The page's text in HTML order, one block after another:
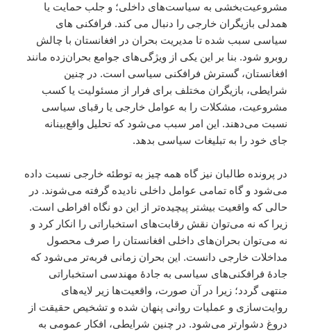
مشروعیت‌بخشی به سیاست‌های داخلی؛ و جلب حمایت یا
همدلی بازیگران خارجی را دنبال می کند. فرافکنی های
سیاسی سبب شده تا مدیریت بحران در افغانستان با چالش
روبرو شود. بنا بر این یکی از ویژگی‌های جوامع بحران‌زده مانند
افغانستان، گسترش فرافکنی سیاسی است. در چنین
شرایطی، بازیگران مختلف برای فرار از مسئولیت یا کسب
مشروعیت، مشکلات را به عوامل خارجی یا رقبای سیاسی
نسبت می‌دهند. این امر سبب می‌شود که تحلیل واقع‌بینانه
جای خود را به تبلیغات سیاسی بدهد.
در پرونده طالبان نیز گاه همه چیز به توطئه خارجی نسبت داده
می‌شود و گاه تمامی عوامل داخلی نادیده گرفته می‌شوند. در
حالی که واقعیت بیشتر پیچیده‌تر از این دو نگاه افراطی است.
زیرا که نه می‌توان نقش رقابت‌های استخباراتی را انکار کرد و
نه می‌توان بحران‌های داخلی افغانستان را صرف محصول
مداخلات خارجی دانست. این بحران زمانی فربه‌تر می‌شود که
جادهٔ فرافکنی‌های سیاسی به جادهٔ مهندسی استخباراتی
منتهی گردد؛ زیرا در آن صورت، واقعیت‌ها زیر لایه‌های
روایت‌سازی و عملیات روانی پنهان شده و تشخیص حقیقت از
دروغ دشوارتر می‌شود. در چنین شرایطی، افکار عمومی به